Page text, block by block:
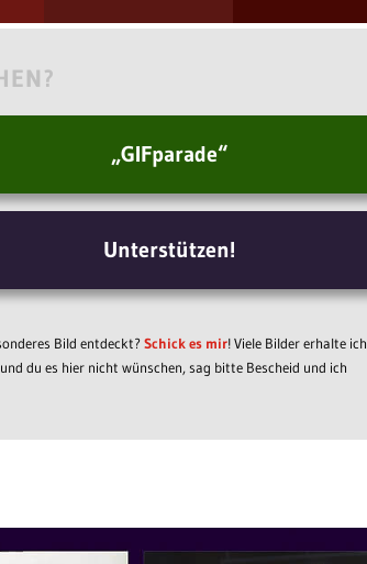
„GIFparade“
Unterstützen!
Bild entdeckt?Schick es mir! Viele Bilder erhalte ich
du es hier nicht wünschen, sag bitte Bescheid und ich